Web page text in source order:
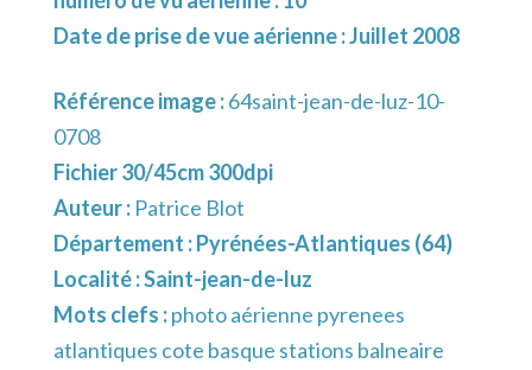
Date de prise de vue aérienne : Juillet 2008
Référence image :64saint-jean-de-luz-10-
0708
Fichier 30/45cm 300dpi
Auteur : Patrice Blot
Département :Pyrénées-Atlantiques (64)
Localité :Saint-jean-de-luz
Mots clefs :photo aérienne pyrenees
atlantiques cote basque stations balneaire